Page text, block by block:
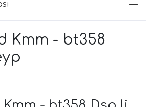
Kmm - bt358